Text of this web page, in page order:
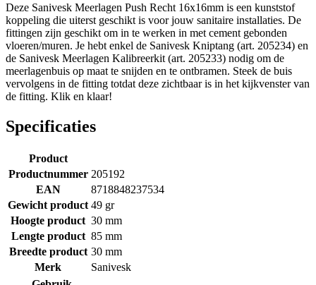
Deze Sanivesk Meerlagen Push Recht 16x16mm is een kunststof
koppeling die uiterst geschikt is voor jouw sanitaire installaties. De
fittingen zijn geschikt om in te werken in met cement gebonden
vloeren/muren. Je hebt enkel de Sanivesk Kniptang (art. 205234) en
de Sanivesk Meerlagen Kalibreerkit (art. 205233) nodig om de
meerlagenbuis op maat te snijden en te ontbramen. Steek de buis
vervolgens in de fitting totdat deze zichtbaar is in het kijkvenster van
de fitting. Klik en klaar!
Specificaties
Product
Productnummer 205192
EAN
8718848237534
Gewicht product 49 gr
Hoogte product 30 mm
Lengte product 85 mm
Breedte product 30 mm
Merk
Sanivesk